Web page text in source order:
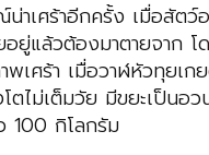
น่าเศร้าอีกครั้ง เมื่อสัต
อยู่แล้วต้องมาตายจาก
พเศร้า เมื่อวาฬหัวทุยเก
ตไม่เต็มวัย มีขยะเป็นอ
100 กิโลกรัม